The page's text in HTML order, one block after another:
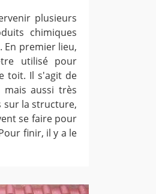
plusieurs
chimiques
En premier lieu,
utilisé pour
toit. Il s'agit de
aussi très
sur la structure,
se faire pour
finir, il y a le